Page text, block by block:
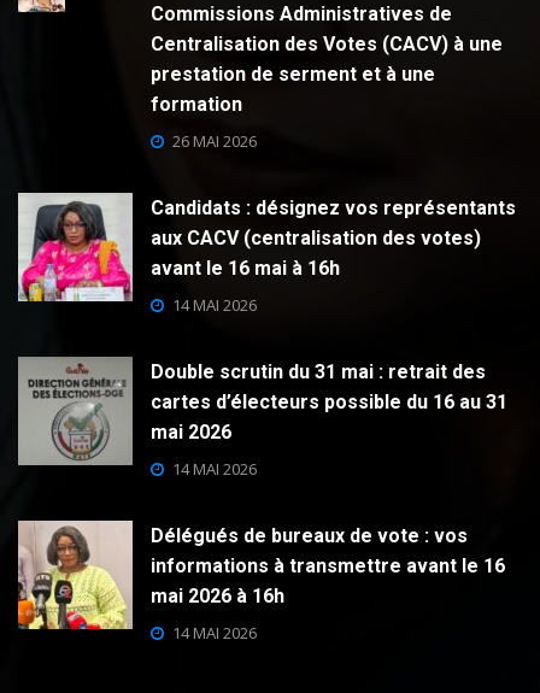
Commissions Administratives de
Centralisation des Votes (CACV) à une
prestation de serment et à une
formation
26 MAI 2026
Candidats : désignez vos représentants
aux CACV (centralisation des votes)
avant le 16 mai à 16h
14 MAI 2026
Double scrutin du 31 mai : retrait des
cartes d’électeurs possible du 16 au 31
mai 2026
14 MAI 2026
Délégués de bureaux de vote : vos
informations à transmettre avant le 16
mai 2026 à 16h
14 MAI 2026